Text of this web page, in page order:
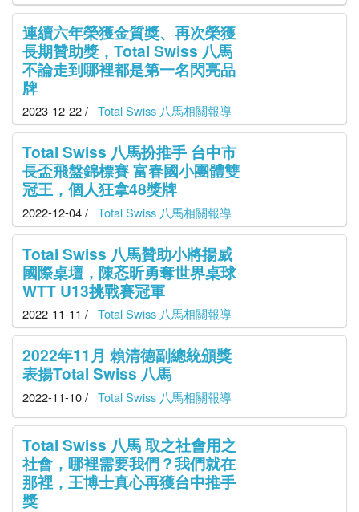
連續六年榮獲金質獎、再次榮獲
長期贊助獎，Total Swiss 八馬
不論走到哪裡都是第一名閃亮品
牌
2023-12-22 / Total Swiss 八馬相關報導
Total Swiss 八馬扮推手 台中市
長盃飛盤錦標賽 富春國小團體雙
冠王，個人狂拿48獎牌
2022-12-04 / Total Swiss 八馬相關報導
Total Swiss 八馬贊助小將揚威
國際桌壇，陳忞昕勇奪世界桌球
WTT U13挑戰賽冠軍
2022-11-11 / Total Swiss 八馬相關報導
2022年11月 賴清德副總統頒獎
表揚Total Swiss 八馬
2022-11-10 / Total Swiss 八馬相關報導
Total Swiss 八馬 取之社會用之
社會，哪裡需要我們？我們就在
那裡，王博士真心再獲台中推手
獎